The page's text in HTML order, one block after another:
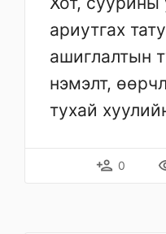
ариутгах
ашиглалтын
нэмэлт,
тухай
person_add 0